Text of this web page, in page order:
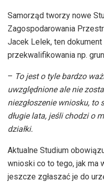
Samorząd tworzy nowe
Zagospodarowania
Jacek Lelek, ten
przekwalifikowania np.
– To jest o tyle bardzo
uwzględnione ale nie
niezgłoszenie wniosku,
długie lata, jeśli chodzi o
działki.
Aktualne Studium
wnioski co to tego, jak ma
jeszcze zgłaszać je do